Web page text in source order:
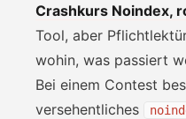
Crashkurs Noindex,
Tool, aber
wohin, was passiert
Bei einem Contest
versehentliches